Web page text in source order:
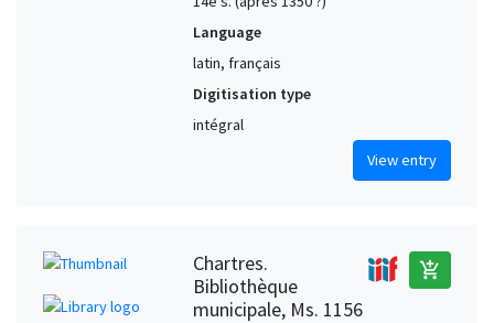
Language
latin, français
Digitisation type
intégral
View entry
Chartres.
Bibliothèque
municipale, Ms. 1156
add_shopping_cart